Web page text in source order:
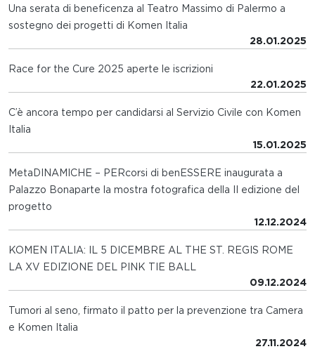
Una serata di beneficenza al Teatro Massimo di Palermo a
sostegno dei progetti di Komen Italia
28.01.2025
Race for the Cure 2025 aperte le iscrizioni
22.01.2025
C’è ancora tempo per candidarsi al Servizio Civile con Komen
Italia
15.01.2025
MetaDINAMICHE – PERcorsi di benESSERE inaugurata a
Palazzo Bonaparte la mostra fotografica della II edizione del
progetto
12.12.2024
KOMEN ITALIA: IL 5 DICEMBRE AL THE ST. REGIS ROME
LA XV EDIZIONE DEL PINK TIE BALL
09.12.2024
Tumori al seno, firmato il patto per la prevenzione tra Camera
e Komen Italia
27.11.2024